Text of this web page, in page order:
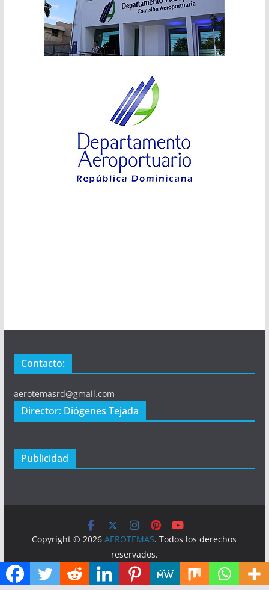
Contacto:
aerotemasrd@gmail.com
Director: Diógenes Tejada
Publicidad
Copyright © 2026AEROTEMAS. Todos los derechos
reservados.
Tema:ColorMag por ThemeGrill. Funciona con WordPress.